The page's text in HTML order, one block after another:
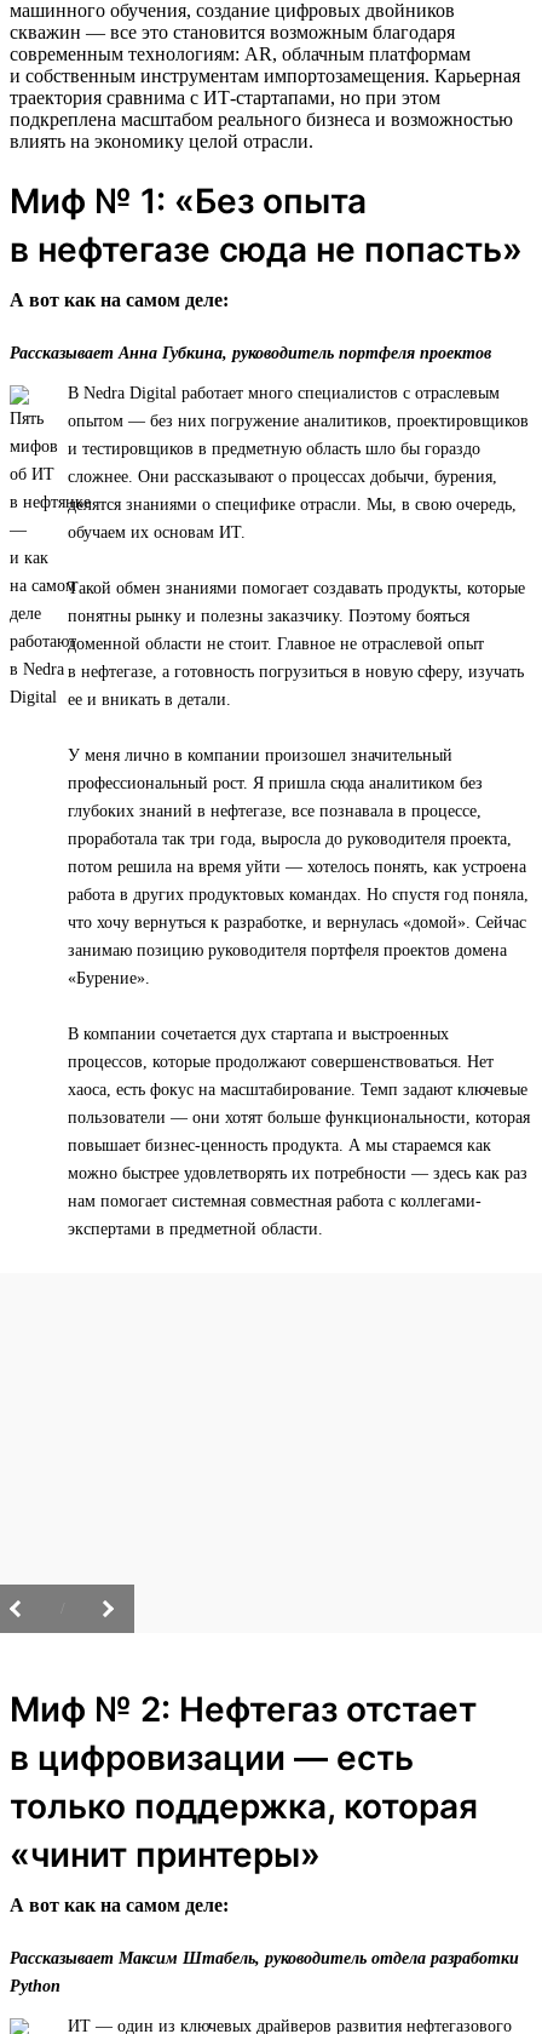
машинного обучения, создание цифровых двойников
скважин — все это становится возможным благодаря
современным технологиям: AR, облачным платформам
и собственным инструментам импортозамещения. Карьерная
траектория сравнима с ИТ-стартапами, но при этом
подкреплена масштабом реального бизнеса и возможностью
влиять на экономику целой отрасли.
Миф № 1: «Без опыта
в нефтегазе сюда не попасть»
А вот как на самом деле:
Рассказывает Анна Губкина, руководитель портфеля проектов
В Nedra Digital работает много специалистов с отраслевым
опытом — без них погружение аналитиков, проектировщиков
и тестировщиков в предметную область шло бы гораздо
сложнее. Они рассказывают о процессах добычи, бурения,
делятся знаниями о специфике отрасли. Мы, в свою очередь,
обучаем их основам ИТ.
Такой обмен знаниями помогает создавать продукты, которые
понятны рынку и полезны заказчику. Поэтому бояться
доменной области не стоит. Главное не отраслевой опыт
в нефтегазе, а готовность погрузиться в новую сферу, изучать
ее и вникать в детали.
У меня лично в компании произошел значительный
профессиональный рост. Я пришла сюда аналитиком без
глубоких знаний в нефтегазе, все познавала в процессе,
проработала так три года, выросла до руководителя проекта,
потом решила на время уйти — хотелось понять, как устроена
работа в других продуктовых командах. Но спустя год поняла,
что хочу вернуться к разработке, и вернулась «домой». Сейчас
занимаю позицию руководителя портфеля проектов домена
«Бурение».
В компании сочетается дух стартапа и выстроенных
процессов, которые продолжают совершенствоваться. Нет
хаоса, есть фокус на масштабирование. Темп задают ключевые
пользователи — они хотят больше функциональности, которая
повышает бизнес-ценность продукта. А мы стараемся как
можно быстрее удовлетворять их потребности — здесь как раз
нам помогает системная совместная работа с коллегами-
экспертами в предметной области.
Миф № 2: Нефтегаз отстает
в цифровизации — есть
только поддержка, которая
«чинит принтеры»
А вот как на самом деле:
Рассказывает Максим Штабель, руководитель отдела разработки
Python
ИТ — один из ключевых драйверов развития нефтегазового